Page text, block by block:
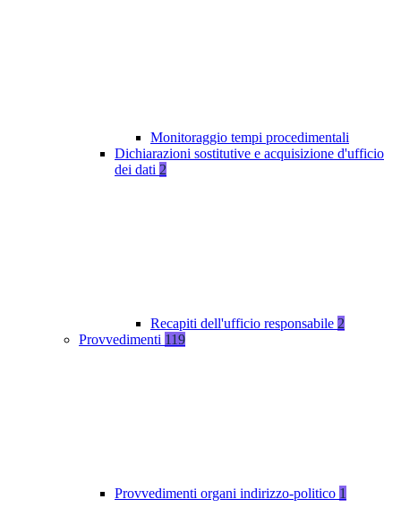
Monitoraggio tempi procedimentali
Dichiarazioni sostitutive e acquisizione d'ufficio
dei dati 2
Recapiti dell'ufficio responsabile 2
Provvedimenti 119
Provvedimenti organi indirizzo-politico 1